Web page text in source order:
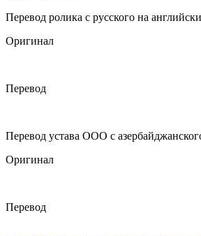
Перевод ролика с русского на
Оригинал
Перевод
Перевод устава ООО с
Оригинал
Перевод